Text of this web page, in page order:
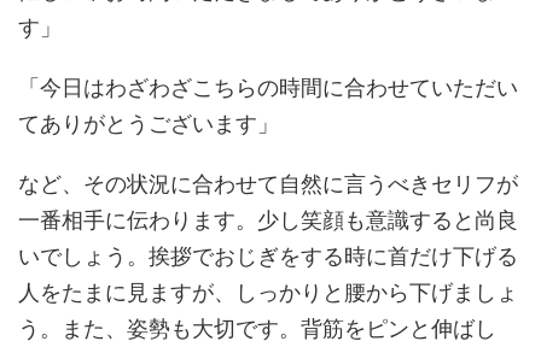
す」
「今日はわざわざこちらの時間に合わせていただい
てありがとうございます」
など、その状況に合わせて自然に言うべきセリフが
一番相手に伝わります。少し笑顔も意識すると尚良
いでしょう。挨拶でおじぎをする時に首だけ下げる
人をたまに見ますが、しっかりと腰から下げましょ
う。また、姿勢も大切です。背筋をピンと伸ばし